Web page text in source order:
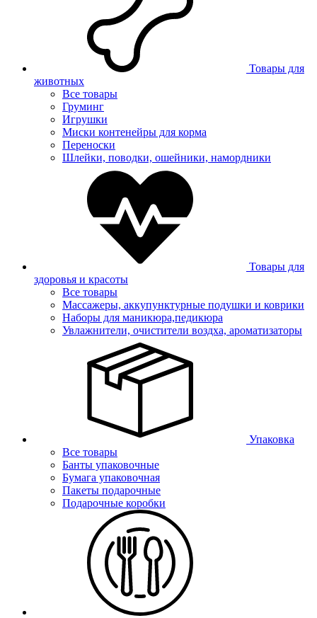
Товары для
животных
Все товары
Груминг
Игрушки
Миски контенейры для корма
Переноски
Шлейки, поводки, ошейники, намордники
Товары для
здоровья и красоты
Все товары
Массажеры, аккупунктурные подушки и коврики
Наборы для маникюра,педикюра
Увлажнители, очистители воздха, ароматизаторы
Упаковка
Все товары
Банты упаковочные
Бумага упаковочная
Пакеты подарочные
Подарочные коробки